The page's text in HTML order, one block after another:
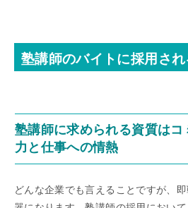
塾講師のバイトに採用され
塾講師に求められる資質は
力と仕事への情熱
どんな企業でも言えることですが、